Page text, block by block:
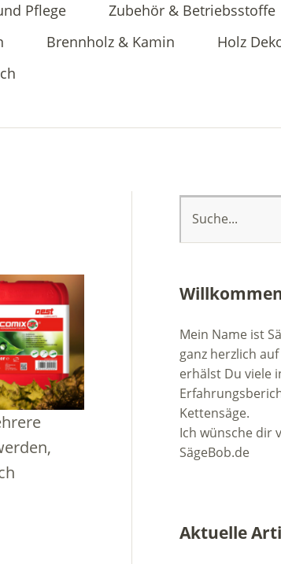
Pflege
Zubehör & Betriebsstoffe
Brennholz & Kamin Holz
Mein Name ist
ganz herzlich
erhälst Du viele
Kettensäge.
Ich wünsche dir
SägeBob.de
Aktuelle